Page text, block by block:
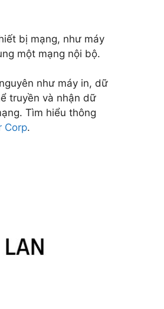
bị mạng, như máy
một mạng nội bộ.
như máy in, dữ
truyền và nhận dữ
Tìm hiểu thông
Corp.